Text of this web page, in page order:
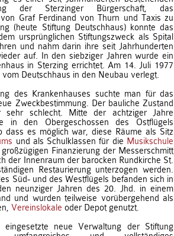
der Sterzinger Bürgerschaft, das
von Graf Ferdinand von Thurn und Taxis zu
(heute Stiftung Deutschhaus) konnte das
ursprünglichen Stiftungszweck als Spital
und nahm darin ihre seit Jahrhunderten
auf. In den siebziger Jahren wurde ein
in Sterzing errichtet. Am 14. Juli 1977
Deutschhaus in den Neubau verlegt.
des Krankenhauses suchte man für das
Zweckbestimmung. Der bauliche Zustand
sehr schlecht. Mitte der achtziger Jahre
in den Obergeschossen des Ostflügels
dass es möglich war, diese Räume als Sitz
und als Schulklassen für die Musikschule
Finanzierung der Messerschmitt
der Innenraum der barocken Rundkirche St.
Restaurierung unterzogen werden.
Süd- und des Westflügels befanden sich in
neunziger Jahren des 20. Jhd. in einem
und wurden teilweise vorübergehend als
Vereinslokale oder Depot genutzt.
neue Verwaltung der Stiftung